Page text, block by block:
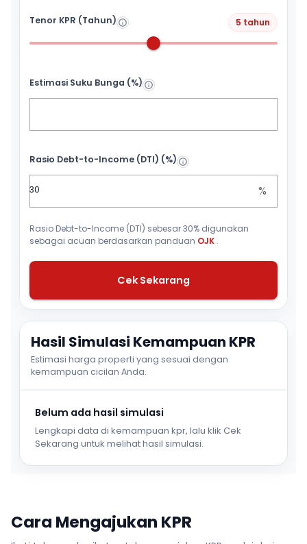
Tenor KPR (Tahun) 5 tahun
Estimasi Suku Bunga (%)
Rasio Debt-to-Income (DTI) (%)
%
Rasio Debt-to-Income (DTI) sebesar 30% digunakan
sebagai acuan berdasarkan panduan OJK .
Cek Sekarang
Hasil Simulasi Kemampuan KPR
Estimasi harga properti yang sesuai dengan
kemampuan cicilan Anda.
Belum ada hasil simulasi
Lengkapi data di kemampuan kpr, lalu klik Cek
Sekarang untuk melihat hasil simulasi.
Cara Mengajukan KPR